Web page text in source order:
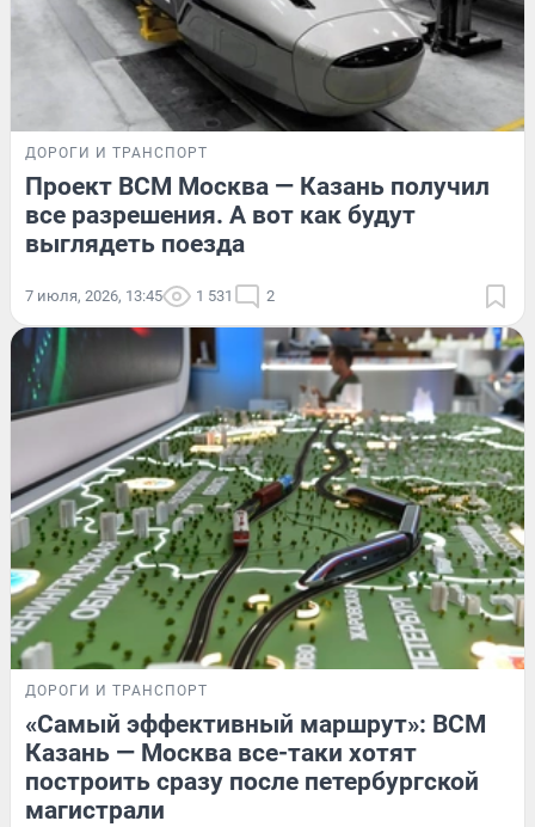
ДОРОГИ И ТРАНСПОРТ
Проект ВСМ Москва — Казань получил
все разрешения. А вот как будут
выглядеть поезда
7 июля, 2026, 13:45 1 531 2
ДОРОГИ И ТРАНСПОРТ
«Самый эффективный маршрут»: ВСМ
Казань — Москва все-таки хотят
построить сразу после петербургской
магистрали